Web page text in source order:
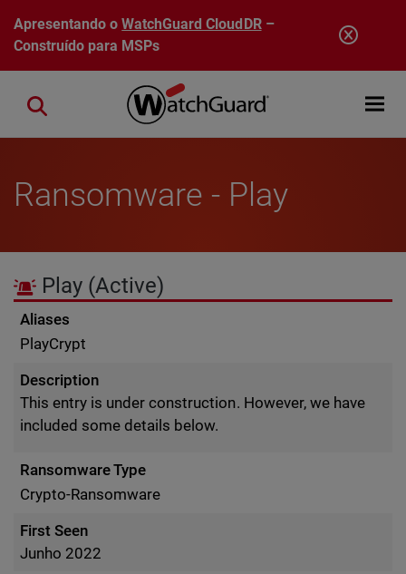
Pular para o conteúdo principal
Apresentando oWatchGuard CloudDR–
Construído para MSPs
Open
Close search
Ransomware - Play
Play (Active)
Aliases
PlayCrypt
Description
This entry is under construction. However, we have
included some details below.
Ransomware Type
Crypto-Ransomware
First Seen
Junho 2022